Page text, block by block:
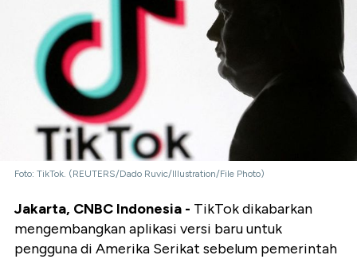
Foto: TikTok. (REUTERS/Dado Ruvic/Illustration/File Photo)
Jakarta, CNBC Indonesia - TikTok dikabarkan
mengembangkan aplikasi versi baru untuk
pengguna di Amerika Serikat sebelum pemerintah